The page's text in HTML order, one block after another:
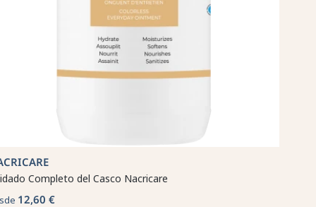
Completo del Casco Nacricare
12,60 €